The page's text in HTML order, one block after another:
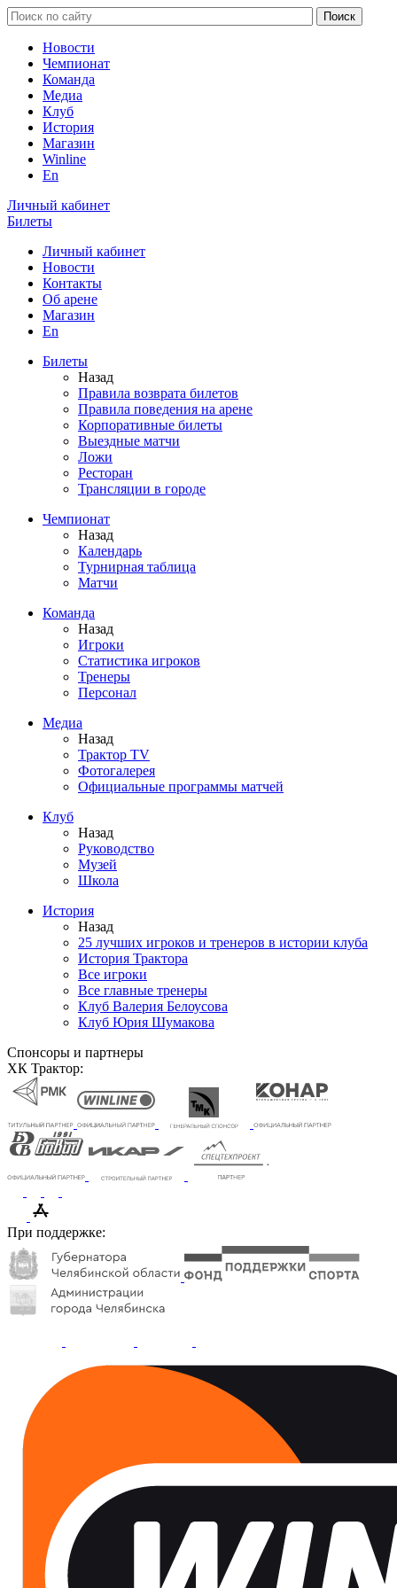
Новости
Чемпионат
Команда
Медиа
Клуб
История
Магазин
Winline
En
Личный кабинет
Билеты
Личный кабинет
Новости
Контакты
Об арене
Магазин
En
Билеты
Назад
Правила возврата билетов
Правила поведения на арене
Корпоративные билеты
Выездные матчи
Ложи
Ресторан
Трансляции в городе
Чемпионат
Назад
Календарь
Турнирная таблица
Матчи
Команда
Назад
Игроки
Статистика игроков
Тренеры
Персонал
Медиа
Назад
Трактор TV
Фотогалерея
Официальные программы матчей
Клуб
Назад
Руководство
Музей
Школа
История
Назад
25 лучших игроков и тренеров в истории клуба
История Трактора
Все игроки
Все главные тренеры
Клуб Валерия Белоусова
Клуб Юрия Шумакова
Спонсоры и партнеры
ХК Трактор:
При поддержке: